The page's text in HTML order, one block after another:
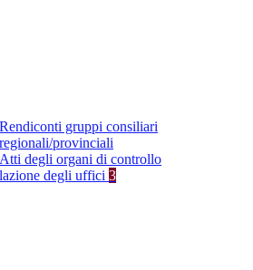
Rendiconti gruppi consiliari
regionali/provinciali
Atti degli organi di controllo
degli uffici 3